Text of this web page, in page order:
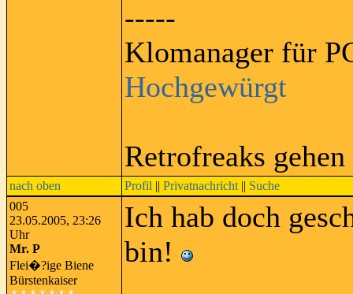
-----
Klomanager für
Hochgewürgt
Retrofreaks
nach oben Profil || Privatnachricht || Suche
005
23.05.2005, 23:26
Uhr
Mr. P
Flei�?ige Biene
Bürstenkaiser
Ich hab doch
bin!